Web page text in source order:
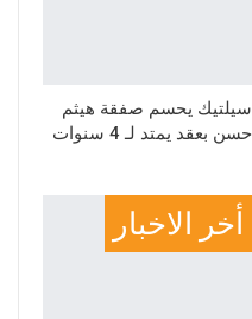
سيلتيك يحسم صفقة هيثم
حسن بعقد يمتد لـ 4 سنوات
أخر الاخبار